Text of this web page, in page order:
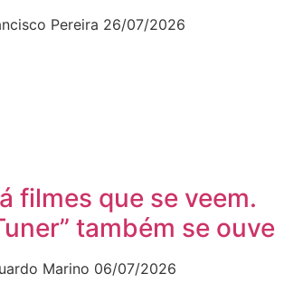
Pereira 26/07/2026
filmes que se veem.
também se ouve
Marino 06/07/2026